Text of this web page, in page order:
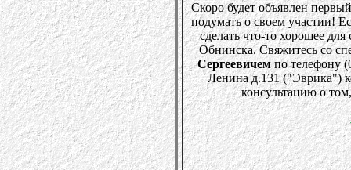
Скоро будет объявлен
подумать о своем участии!
сделать что-то хорошее
Обнинска. Свяжитесь со
Сергеевичемпо телефону
Ленина д.131 ("Эврика")
консультацию о